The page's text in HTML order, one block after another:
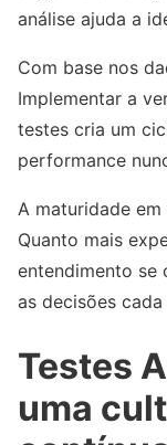
análise ajuda a
Com base nos
Implementar a
testes cria um
performance
A maturidade
Quanto mais
entendimento se
as decisões
Testes
uma